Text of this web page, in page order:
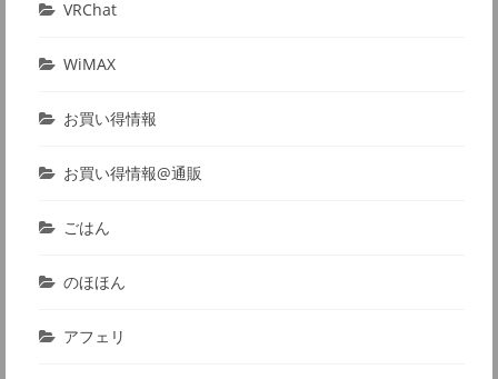
VRChat
WiMAX
お買い得情報
お買い得情報@通販
ごはん
のほほん
アフェリ